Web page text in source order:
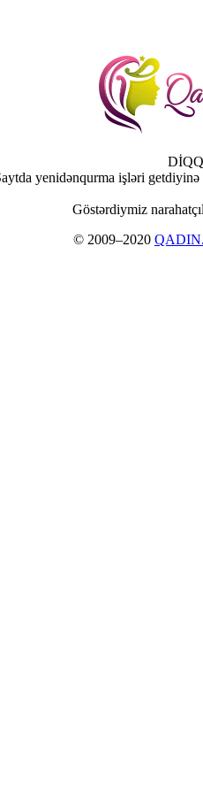
yenidənqurma işləri getdiyinə
Göstərdiymiz
© 2009–2020